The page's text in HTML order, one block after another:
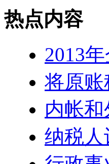
热点内容
2013
将原
内帐和
纳税